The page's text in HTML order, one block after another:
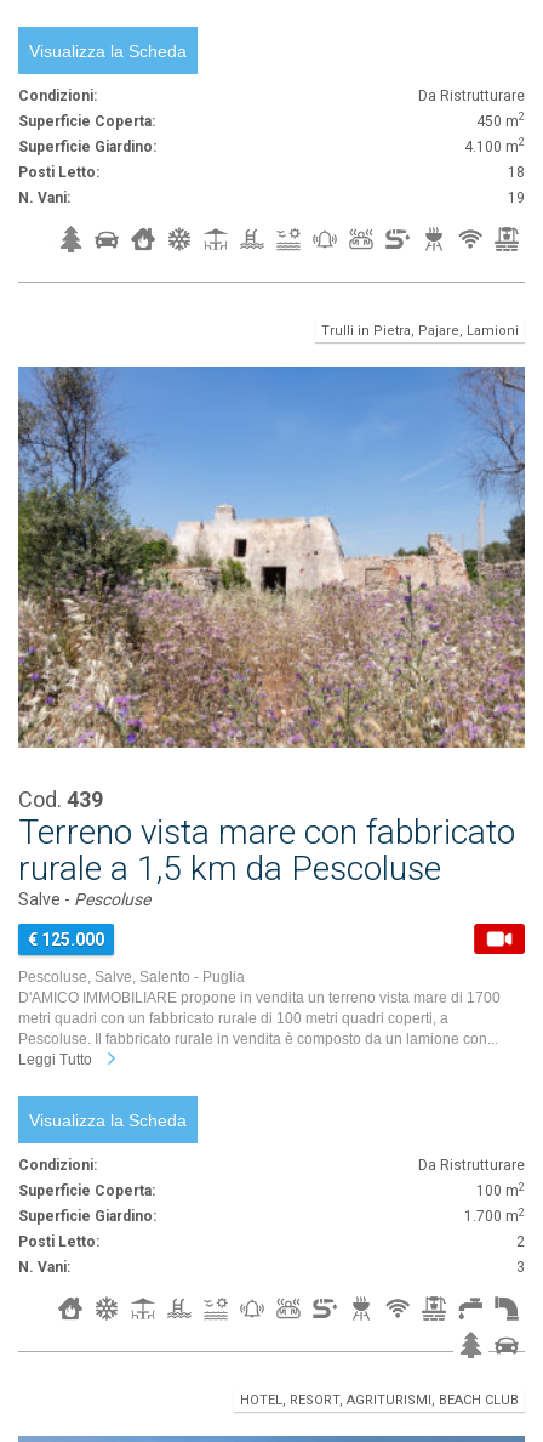
Visualizza la Scheda
Condizioni:
Da Ristrutturare
Superficie Coperta:
450 m2
Superficie Giardino: 4.100 m2
Posti Letto:
18
N. Vani:
19
Trulli in Pietra, Pajare, Lamioni
Cod. 439
Terreno vista mare con fabbricato
rurale a 1,5 km da Pescoluse
Salve - Pescoluse
€ 125.000
Pescoluse, Salve, Salento - Puglia
D'AMICO IMMOBILIARE propone in vendita un terreno vista mare di 1700
metri quadri con un fabbricato rurale di 100 metri quadri coperti, a
Pescoluse. Il fabbricato rurale in vendita è composto da un lamione con...
Leggi Tutto
Visualizza la Scheda
Condizioni:
Da Ristrutturare
Superficie Coperta:
100 m2
Superficie Giardino: 1.700 m2
Posti Letto:
2
N. Vani:
3
HOTEL, RESORT, AGRITURISMI, BEACH CLUB